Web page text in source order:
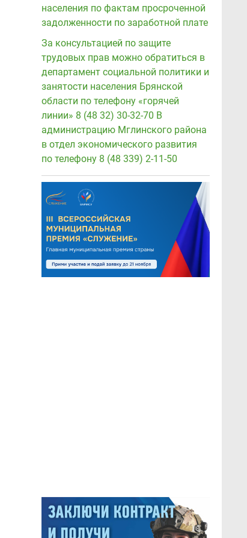
населения по фактам просроченной
задолженности по заработной плате
За консультацией по защите
трудовых прав можно обратиться в
департамент социальной политики и
занятости населения Брянской
области по телефону «горячей
линии» 8 (48 32) 30-32-70 В
администрацию Мглинского района
в отдел экономического развития
по телефону 8 (48 339) 2-11-50